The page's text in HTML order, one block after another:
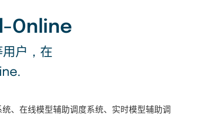
Online
户 ， 在
、在线模型辅助调度系统、实时模型辅助调